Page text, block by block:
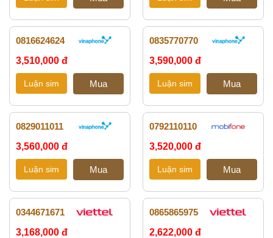
0816624624
3,510,000 đ
0835770770
3,590,000 đ
0829011011
3,560,000 đ
0792110110
3,520,000 đ
0344671671
3,168,000 đ
0865865975
2,622,000 đ